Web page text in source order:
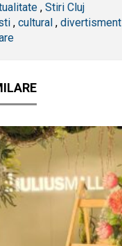
, Stiri Cluj
, cultural , divertisment